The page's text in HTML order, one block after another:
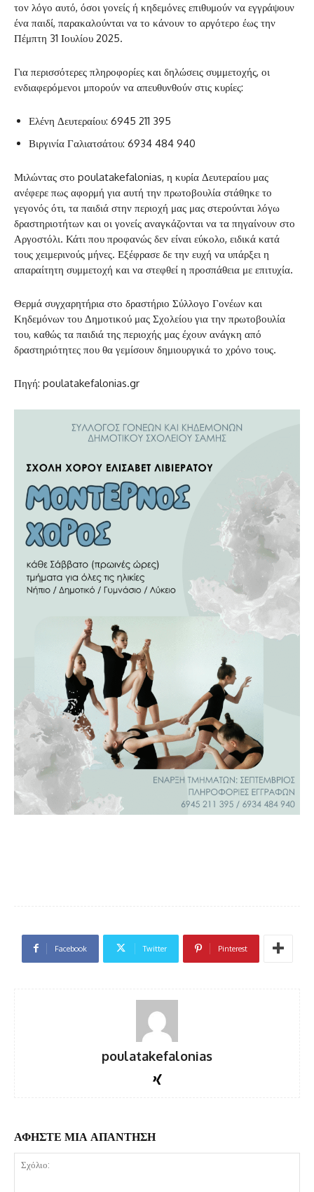
τον λόγο αυτό, όσοι γονείς ή κηδεμόνες επιθυμούν να εγγράψουν
ένα παιδί, παρακαλούνται να το κάνουν το αργότερο έως την
Πέμπτη 31 Ιουλίου 2025.
Για περισσότερες πληροφορίες και δηλώσεις συμμετοχής, οι
ενδιαφερόμενοι μπορούν να απευθυνθούν στις κυρίες:
Ελένη Δευτεραίου: 6945 211 395
Βιργινία Γαλιατσάτου: 6934 484 940
Μιλώντας στο poulatakefalonias, η κυρία Δευτεραίου μας
ανέφερε πως αφορμή για αυτή την πρωτοβουλία στάθηκε το
γεγονός ότι, τα παιδιά στην περιοχή μας μας στερούνται λόγω
δραστηριοτήτων και οι γονείς αναγκάζονται να τα πηγαίνουν στο
Αργοστόλι. Κάτι που προφανώς δεν είναι εύκολο, ειδικά κατά
τους χειμερινούς μήνες. Εξέφρασε δε την ευχή να υπάρξει η
απαραίτητη συμμετοχή και να στεφθεί η προσπάθεια με επιτυχία.
Θερμά συγχαρητήρια στο δραστήριο Σύλλογο Γονέων και
Κηδεμόνων του Δημοτικού μας Σχολείου για την πρωτοβουλία
του, καθώς τα παιδιά της περιοχής μας έχουν ανάγκη από
δραστηριότητες που θα γεμίσουν δημιουργικά το χρόνο τους.
Πηγή: poulatakefalonias.gr
Facebook Twitter Pinterest
poulatakefalonias
ΑΦΗΣΤΕ ΜΙΑ ΑΠΑΝΤΗΣΗ